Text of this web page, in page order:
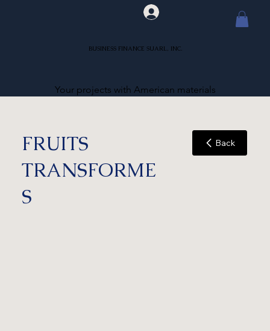
BUSINESS FINANCE SUARL, INC.
Your projects with American materials
FRUITS
TRANSFORME
S
Back